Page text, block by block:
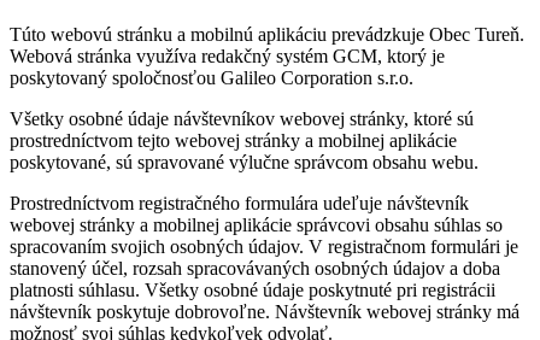
Túto webovú stránku a mobilnú aplikáciu prevádzkuje Obec Tureň.
Webová stránka využíva redakčný systém GCM, ktorý je
poskytovaný spoločnosťou Galileo Corporation s.r.o.
Všetky osobné údaje návštevníkov webovej stránky, ktoré sú
prostredníctvom tejto webovej stránky a mobilnej aplikácie
poskytované, sú spravované výlučne správcom obsahu webu.
Prostredníctvom registračného formulára udeľuje návštevník
webovej stránky a mobilnej aplikácie správcovi obsahu súhlas so
spracovaním svojich osobných údajov. V registračnom formulári je
stanovený účel, rozsah spracovávaných osobných údajov a doba
platnosti súhlasu. Všetky osobné údaje poskytnuté pri registrácii
návštevník poskytuje dobrovoľne. Návštevník webovej stránky má
možnosť svoj súhlas kedykoľvek odvolať.